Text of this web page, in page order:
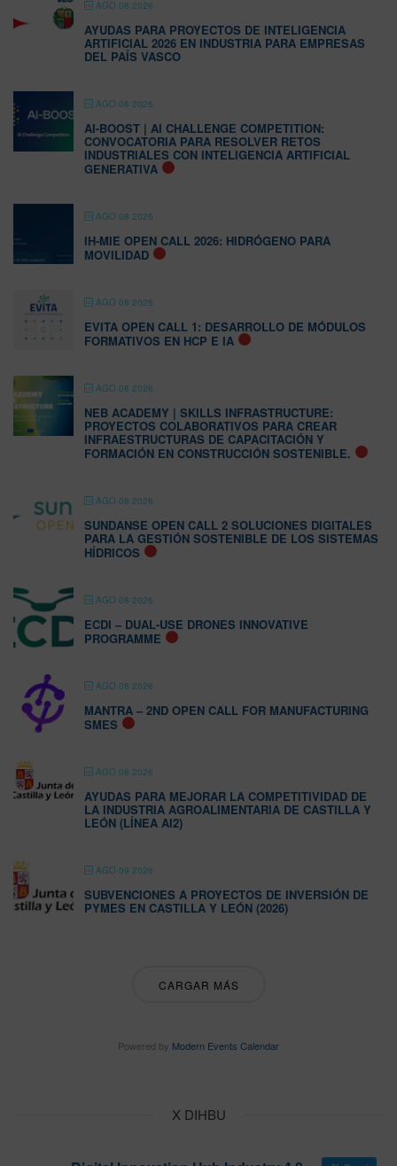
AGO 08 2026
AYUDAS PARA PROYECTOS DE INTELIGENCIA
ARTIFICIAL 2026 EN INDUSTRIA PARA EMPRESAS
DEL PAÍS VASCO
AGO 08 2026
AI-BOOST | AI CHALLENGE COMPETITION:
CONVOCATORIA PARA RESOLVER RETOS
INDUSTRIALES CON INTELIGENCIA ARTIFICIAL
GENERATIVA
AGO 08 2026
IH-MIE OPEN CALL 2026: HIDRÓGENO PARA
MOVILIDAD
AGO 08 2026
EVITA OPEN CALL 1: DESARROLLO DE MÓDULOS
FORMATIVOS EN HCP E IA
AGO 08 2026
NEB ACADEMY | SKILLS INFRASTRUCTURE:
PROYECTOS COLABORATIVOS PARA CREAR
INFRAESTRUCTURAS DE CAPACITACIÓN Y
FORMACIÓN EN CONSTRUCCIÓN SOSTENIBLE.
AGO 08 2026
SUNDANSE OPEN CALL 2 SOLUCIONES DIGITALES
PARA LA GESTIÓN SOSTENIBLE DE LOS SISTEMAS
HÍDRICOS
AGO 08 2026
ECDI – DUAL-USE DRONES INNOVATIVE
PROGRAMME
AGO 08 2026
MANTRA – 2ND OPEN CALL FOR MANUFACTURING
SMES
AGO 08 2026
AYUDAS PARA MEJORAR LA COMPETITIVIDAD DE
LA INDUSTRIA AGROALIMENTARIA DE CASTILLA Y
LEÓN (LÍNEA AI2)
AGO 09 2026
SUBVENCIONES A PROYECTOS DE INVERSIÓN DE
PYMES EN CASTILLA Y LEÓN (2026)
CARGAR MÁS
Powered by Modern Events Calendar
X DIHBU